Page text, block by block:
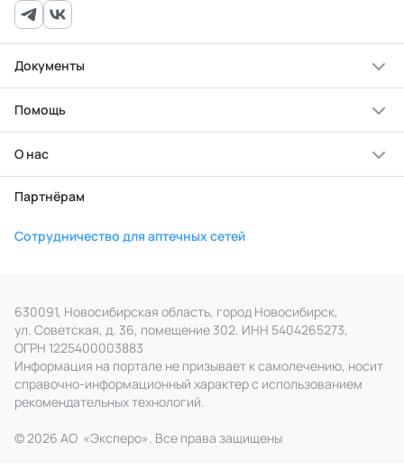
Документы
Помощь
О нас
Партнёрам
Сотрудничество для аптечных сетей
630091, Новосибирская область, город Новосибирск,
ул. Советская, д. 36, помещение 302. ИНН 5404265273,
ОГРН 1225400003883
Информация на портале не призывает к самолечению, носит
справочно‑информационный характер с использованием
рекомендательных технологий.
© 2026 АО «Эксперо». Все права защищены